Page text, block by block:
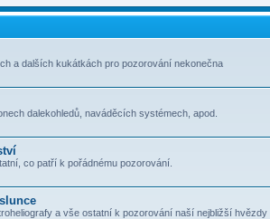
a dalších kukátkách pro pozorování nekonečna
dalekohledů, naváděcích systémech, apod.
co patří k pořádnému pozorování.
a vše ostatní k pozorování naší nejbližší hvězdy